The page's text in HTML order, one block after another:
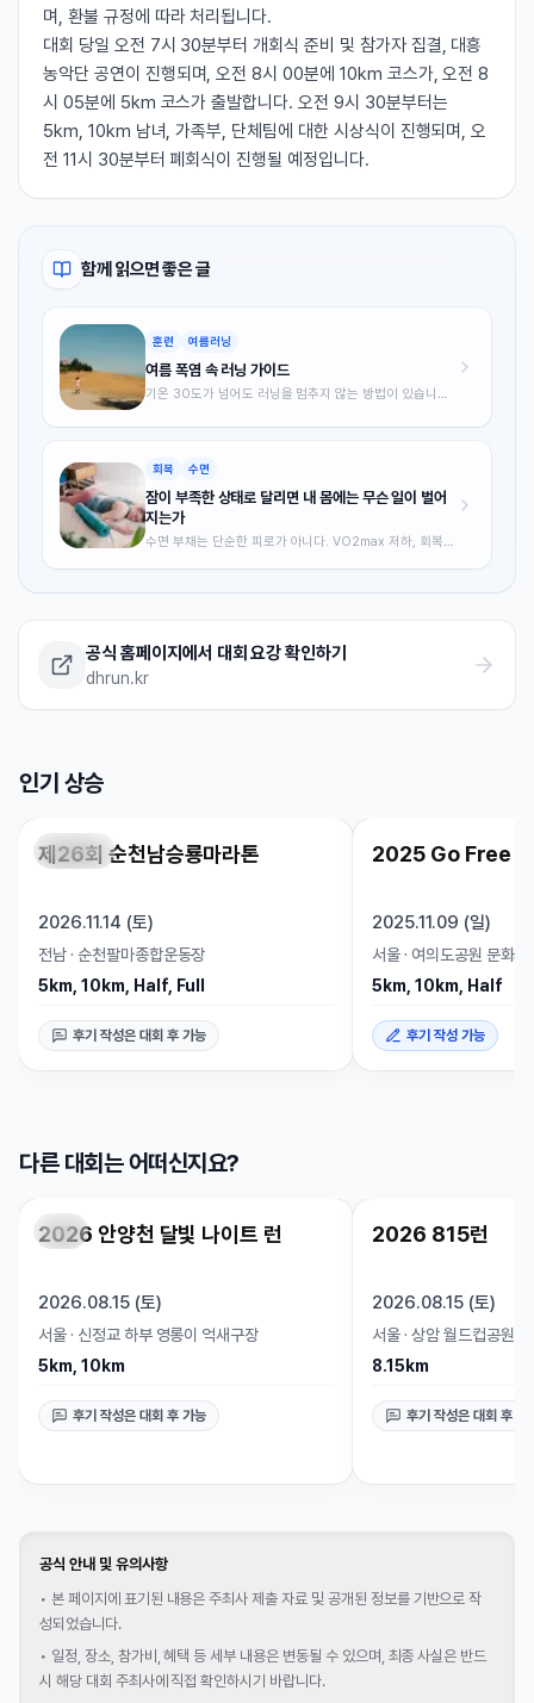
며, 환불 규정에 따라 처리됩니다.
대회 당일 오전 7시 30분부터 개회식 준비 및 참가자 집결, 대흥
농악단 공연이 진행되며, 오전 8시 00분에 10km 코스가, 오전 8
시 05분에 5km 코스가 출발합니다. 오전 9시 30분부터는
5km, 10km 남녀, 가족부, 단체팀에 대한 시상식이 진행되며, 오
전 11시 30분부터 폐회식이 진행될 예정입니다.
함께 읽으면 좋은 글
훈련 여름러닝
여름 폭염 속 러닝 가이드
기온 30도가 넘어도 러닝을 멈추지 않는 방법이 있습니다.
열 순응 훈련까지 폭염 속 안전하게 달리는 전략을 총정리
회복 수면
잠이 부족한 상태로 달리면 내 몸에는 무슨 일이 벌어
지는가
수면 부채는 단순한 피로가 아니다. VO2max 저하, 회복
략을 정리했습니다.
공식 홈페이지에서 대회 요강 확인하기
dhrun.kr
인기 상승
신청 가능
제26회 순천남승룡마라톤
2026.11.14 (토)
전남· 순천팔마종합운동장
5km, 10km, Half, Full
후기 작성은 대회 후 가능
종료
2025 Go Free
2025.11.09 (일)
서울· 여의도공원 문화의
5km, 10km, Half
후기 작성 가능
다른 대회는 어떠신지요?
마감
2026 안양천 달빛 나이트 런
2026.08.15 (토)
서울· 신정교 하부 영롱이 억새구장
5km, 10km
후기 작성은 대회 후 가능
마감
2026 815런
2026.08.15 (토)
서울· 상암 월드컵공원
8.15km
후기 작성은 대회 후 가
공식 안내 및 유의사항
• 본 페이지에 표기된 내용은 주최사 제출 자료 및 공개된 정보를 기반으로 작
성되었습니다.
• 일정, 장소, 참가비, 혜택 등 세부 내용은 변동될 수 있으며, 최종 사실은 반드
시 해당 대회 주최사에 직접 확인하시기 바랍니다.